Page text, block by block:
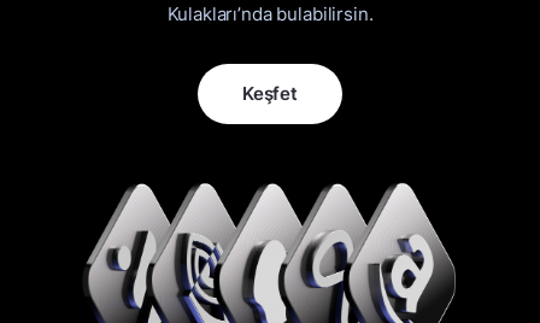
Kulakları’nda bulabilirsin.
Keşfet